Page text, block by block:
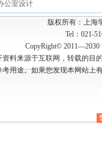
公室设计
版权所有：上
Tel：021-
CopyRight© 2011—2030
料来源于互联网，转载的
用途。如果您发现本网站